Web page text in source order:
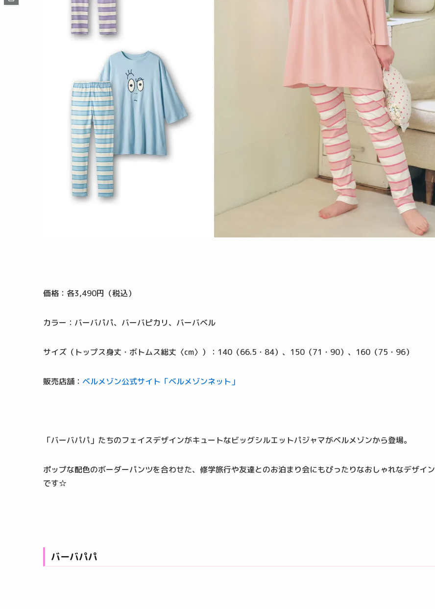
価格：各3,490円（税込）
カラー：バーバパパ、バーバピカリ、バーバベル
サイズ（トップス身丈・ボトムス総丈〈cm〉）：140（66.5・84）、150（71・90）、160（75・96）
販売店舗： ベルメゾン公式サイト「ベルメゾンネット」
「バーバパパ」たちのフェイスデザインがキュートなビッグシルエットパジャマがベルメゾンから登場。
ポップな配色のボーダーパンツを合わせた、修学旅行や友達とのお泊まり会にもぴったりなおしゃれなデザイン
です☆
バーバパパ